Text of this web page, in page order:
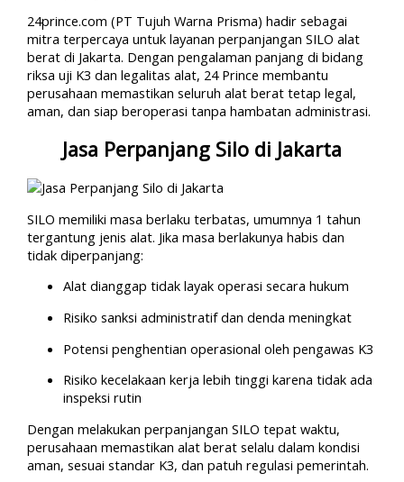
24prince.com (PT Tujuh Warna Prisma) hadir sebagai
mitra terpercaya untuk layanan perpanjangan SILO alat
berat di Jakarta. Dengan pengalaman panjang di bidang
riksa uji K3 dan legalitas alat, 24 Prince membantu
perusahaan memastikan seluruh alat berat tetap legal,
aman, dan siap beroperasi tanpa hambatan administrasi.
Jasa Perpanjang Silo di Jakarta
SILO memiliki masa berlaku terbatas, umumnya 1 tahun
tergantung jenis alat. Jika masa berlakunya habis dan
tidak diperpanjang:
Alat dianggap tidak layak operasi secara hukum
Risiko sanksi administratif dan denda meningkat
Potensi penghentian operasional oleh pengawas K3
Risiko kecelakaan kerja lebih tinggi karena tidak ada
inspeksi rutin
Dengan melakukan perpanjangan SILO tepat waktu,
perusahaan memastikan alat berat selalu dalam kondisi
aman, sesuai standar K3, dan patuh regulasi pemerintah.